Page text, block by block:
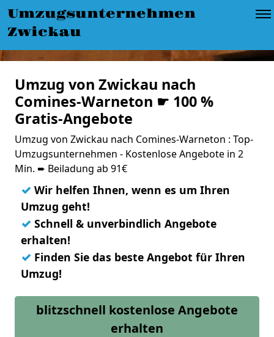
Umzugsunternehmen
Zwickau
Umzug von Zwickau nach
Comines-Warneton ☛ 100 %
Gratis-Angebote
Umzug von Zwickau nach Comines-Warneton : Top-
Umzugsunternehmen - Kostenlose Angebote in 2
Min. ➨ Beiladung ab 91€
✓ Wir helfen Ihnen, wenn es um Ihren
Umzug geht!
✓ Schnell & unverbindlich Angebote
erhalten!
✓ Finden Sie das beste Angebot für Ihren
Umzug!
blitzschnell kostenlose Angebote
erhalten